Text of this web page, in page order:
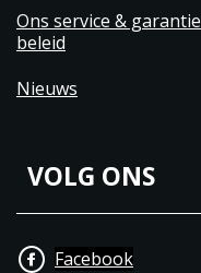
Ons service & garantie
beleid
Nieuws
VOLG ONS
Facebook